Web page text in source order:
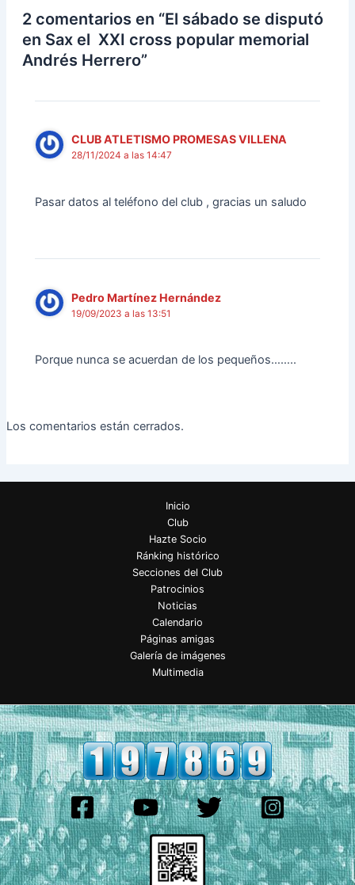
2 comentarios en “El sábado se disputó
en Sax el XXI cross popular memorial
Andrés Herrero”
CLUB ATLETISMO PROMESAS VILLENA
28/11/2024 a las 14:47
Pasar datos al teléfono del club , gracias un saludo
Pedro Martínez Hernández
19/09/2023 a las 13:51
Porque nunca se acuerdan de los pequeños……..
Los comentarios están cerrados.
Inicio
Club
Hazte Socio
Ránking histórico
Secciones del Club
Patrocinios
Noticias
Calendario
Páginas amigas
Galería de imágenes
Multimedia